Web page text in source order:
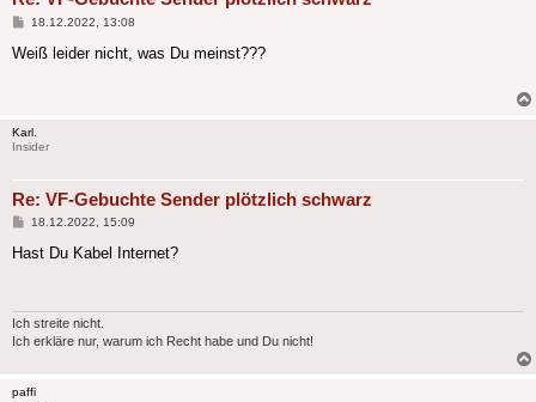
Beitrag
18.12.2022, 13:08
Weiß leider nicht, was Du meinst???
Karl.
Insider
Re: VF-Gebuchte Sender plötzlich schwarz
Beitrag
18.12.2022, 15:09
Hast Du Kabel Internet?
Ich streite nicht.
Ich erkläre nur, warum ich Recht habe und Du nicht!
paffi